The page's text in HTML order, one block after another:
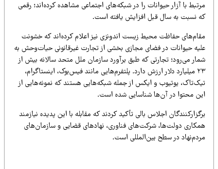
با آزار حیوانات را در شبکه‌های اجتماعی مشاهده کرده‌اند؛ رقمی
نسبت به سال قبل افزایش یافته است.
حفاظت محیط زیست اندونزی نیز اعلام کرده‌اند که خشونت
حیوانات در فضای مجازی بخشی از تجارت غیرقانونی حیات‌وحش به
می‌رود؛ تجارتی که طبق برآورد سازمان ملل متحد سالانه بیش از
۲۳ میلیارد دلار ارزش دارد. پلتفرم‌هایی مانند فیس‌بوک، اینستاگرام،
یوتیوب و ایکس از جمله شبکه‌هایی هستند که نمونه‌هایی از
محتوا در آن‌ها شناسایی شده است.
اجلاس بالی تأکید کردند که مقابله با این پدیده نیازمند
دولت‌ها، شرکت‌های فناوری، نهادهای قضایی و سازمان‌های
در سطح بین‌المللی است.